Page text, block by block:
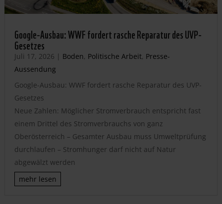
Google-Ausbau: WWF fordert rasche Reparatur des UVP-
Gesetzes
Juli 17, 2026 | Boden, Politische Arbeit, Presse-
Aussendung
Google-Ausbau: WWF fordert rasche Reparatur des UVP-
Gesetzes
Neue Zahlen: Möglicher Stromverbrauch entspricht fast
einem Drittel des Stromverbrauchs von ganz
Oberösterreich – Gesamter Ausbau muss Umweltprüfung
durchlaufen – Stromhunger darf nicht auf Natur
abgewälzt werden
mehr lesen